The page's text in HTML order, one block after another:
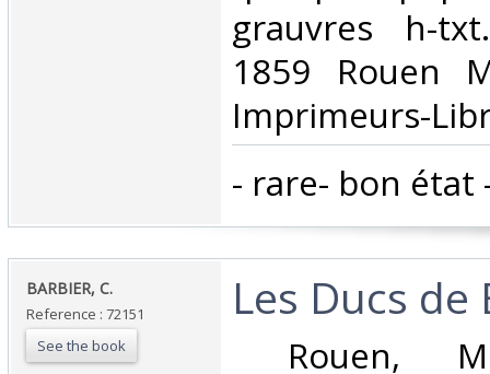
grauvres h-
1859 Rouen
Imprimeurs-
‎- rare- bon état
‎BARBIER, C.‎
Reference : 72151
See the book
‎Les Ducs
Rouen,